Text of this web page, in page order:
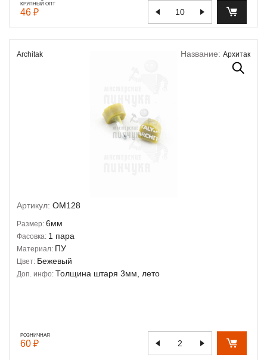
КРУПНЫЙ ОПТ
46 ₽
Architak Название: Архитак
Артикул: OM128
Размер: 6мм
Фасовка: 1 пара
Материал: ПУ
Цвет: Бежевый
Доп. инфо: Толщина штаря 3мм, лето
РОЗНИЧНАЯ
60 ₽